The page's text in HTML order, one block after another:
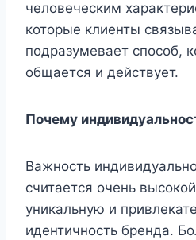
человеческим
которые клиенты
подразумевает способ,
общается и действует.
Почему
Важность
считается очень
уникальную и
идентичность бренда.